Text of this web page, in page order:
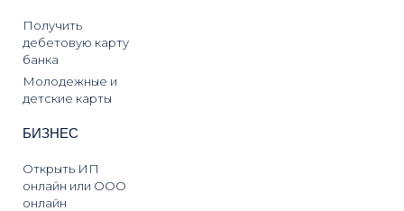
Получить
дебетовую карту
банка
Молодежные и
детские карты
БИЗНЕС
Открыть ИП
онлайн или ООО
онлайн